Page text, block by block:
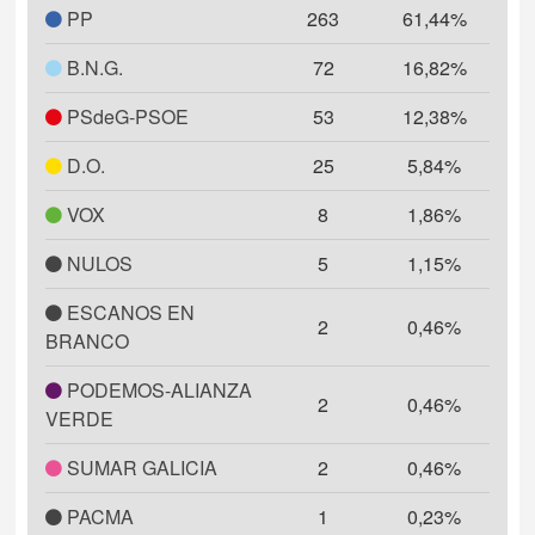
PP 263
61,44%
B.N.G.
72
16,82%
PSdeG-PSOE
53
12,38%
D.O.
25
5,84%
VOX
8
1,86%
NULOS
5
1,15%
ESCANOS EN
BRANCO
2 0,46%
PODEMOS-ALIANZA
VERDE
2 0,46%
SUMAR GALICIA 2
0,46%
PACMA
1 0,23%